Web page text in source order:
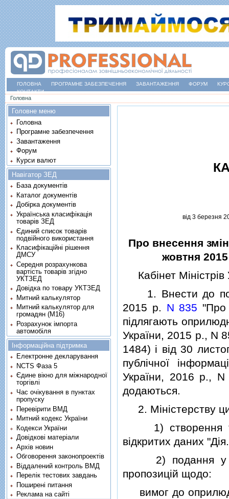
ГОЛОВНА ПРОГРАМНЕ ЗАБЕЗПЕЧЕННЯ ЗАВАНТАЖЕННЯ ФОРУМ
КОНТАКТИ
Ви є тут
Головна
вiд 3 березня
Про внесення
жовтня
Кабiнет Мiнiстрiв
1. Внести до
2015 р. N 835 "Про
пiдлягають
України, 2015 р., N
1484) i вiд 30
публiчної
України, 2016 р.,
додаються.
2. Мiнiстерству
1) створення та
вiдкритих даних
2) подання у
пропозицiй щодо:
вимог до
Головне меню
Головна
Програмне забезпечення
Завантаження
Форум
Курси валют
Навігатор ЗЕД
База документів
Каталог документів
Добірка документів
Українська класифікація
товарів ЗЕД
Єдиний список товарів
подвійного використання
Класифікаційні рішення
ДМСУ
Середня розрахункова
вартість товарів згідно
УКТЗЕД
Довідка по товару УКТЗЕД
Митний калькулятор
Митний калькулятор для
громадян (М16)
Розрахунок імпорта
автомобіля
Інформаційна підтримка
Електронне декларування
NCTS Фаза 5
Єдине вікно для міжнародної
торгівлі
Час очікування в пунктах
пропуску
Перевірити ВМД
Митний кодекс України
Кодекси України
Довідкові матеріали
Архів новин
Обговорення законопроектів
Віддалений контроль ВМД
Перелік тестових завдань
Поширені питання
Реклама на сайті